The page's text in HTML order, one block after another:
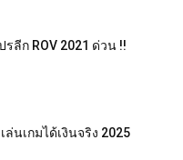
ลีก ROV 2021 ด่วน !!
ล่นเกมได้เงินจริง 2025